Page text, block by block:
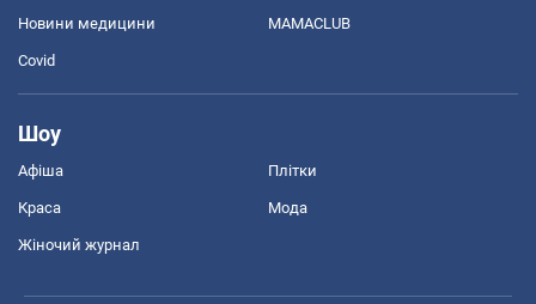
Новини медицини MAMACLUB
Covid
Шоу
Афіша Плітки
Краса Мода
Жіночий журнал